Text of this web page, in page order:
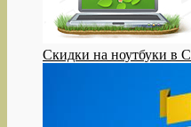
Скидки на ноутбуки в